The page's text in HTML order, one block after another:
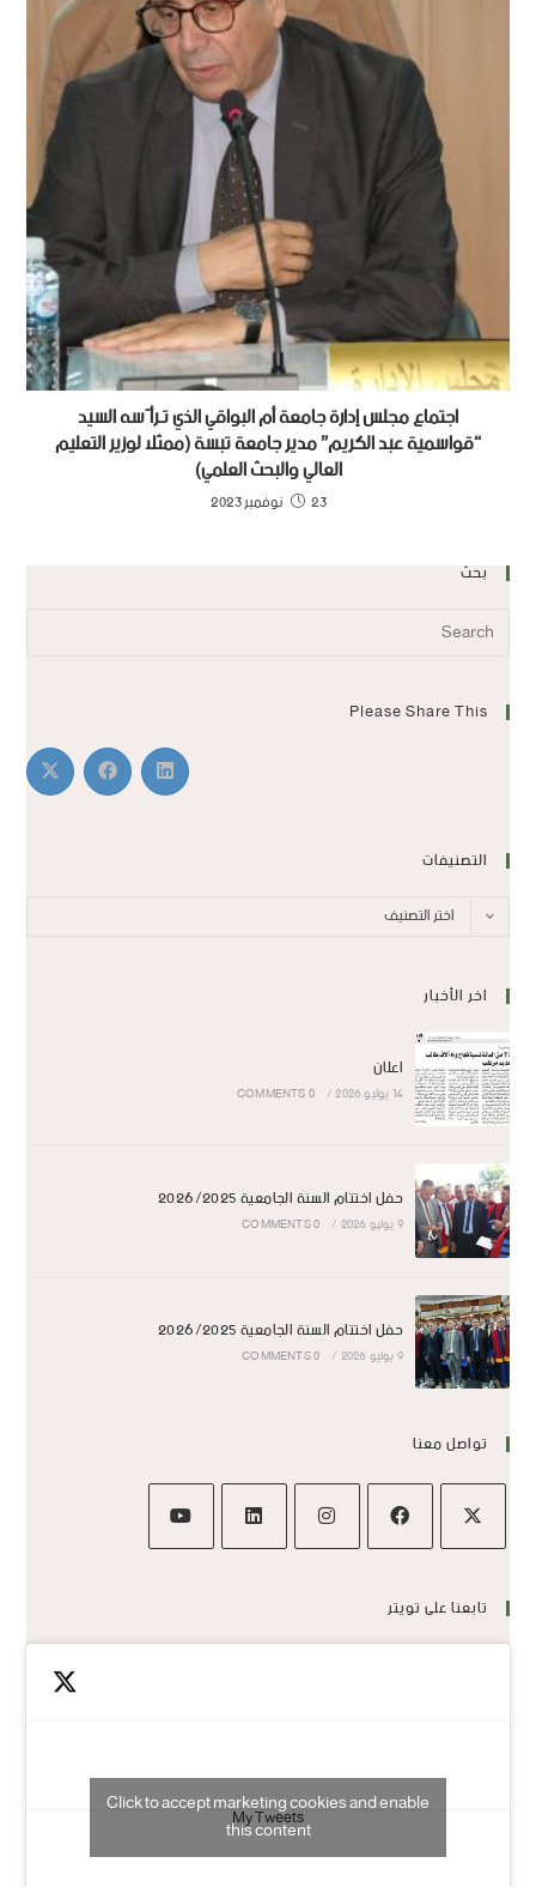
اجتماع مجلس إدارة جامعة أم البواقي الذي تـرأّسه السيد
“قواسمية عبد الكريم” مدير جامعة تبسة (ممثلا لوزير التعليم
العالي والبحث العلمي)
23 نوفمبر 2023
بحث
Please Share This
التصنيفات
اختر التصنيف
اخر الأخبار
اعلان
14 يوليو 2026 /
0 COMMENTS
حفل اختتام السنة الجامعية 2026/2025
9 يوليو 2026 /
0 COMMENTS
حفل اختتام السنة الجامعية 2026/2025
9 يوليو 2026 /
0 COMMENTS
تواصل معنا
تابعنا على تويتر
My Tweets
Click to accept marketing cookies and enable
this content